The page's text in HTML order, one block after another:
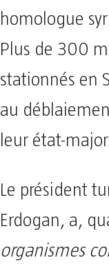
homologue
Plus de 300
stationnés en
au
leur état-
Le président
Erdogan, a,
organismes